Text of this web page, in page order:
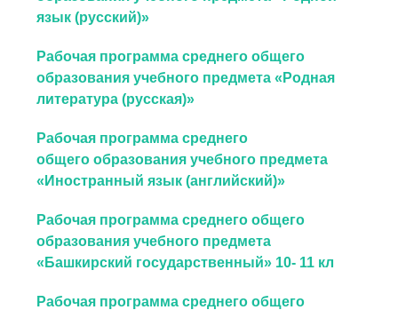
язык (русский)»
Рабочая программа среднего общего
образования учебного предмета «Родная
литература (русская)»
Рабочая программа среднего
общего образования учебного предмета
«Иностранный язык (английский)»
Рабочая программа среднего общего
образования учебного предмета
«Башкирский государственный» 10- 11 кл
Рабочая программа среднего общего